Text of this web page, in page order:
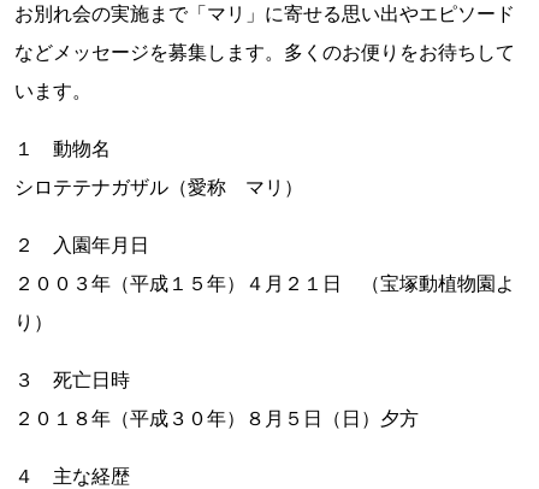
お別れ会の実施まで「マリ」に寄せる思い出やエピソード
などメッセージを募集します。多くのお便りをお待ちして
います。
１ 動物名
シロテテナガザル（愛称 マリ）
２ 入園年月日
２００３年（平成１５年）４月２１日 （宝塚動植物園よ
り）
３ 死亡日時
２０１８年（平成３０年）８月５日（日）夕方
４ 主な経歴